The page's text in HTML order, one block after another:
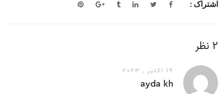
اشتراک :
2 نظر
19 اکتبر , 2023
ayda kh